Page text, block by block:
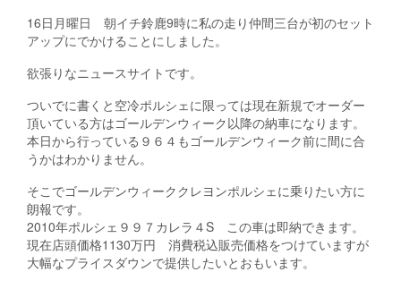
16日月曜日 朝イチ鈴鹿9時に私の走り仲間三台が初のセット
アップにでかけることにしました。
欲張りなニュースサイトです。
ついでに書くと空冷ポルシェに限っては現在新規でオーダー
頂いている方はゴールデンウィーク以降の納車になります。
本日から行っている９６４もゴールデンウィーク前に間に合
うかはわかりません。
そこでゴールデンウィーククレヨンポルシェに乗りたい方に
朗報です。
2010年ポルシェ９９７カレラ４S この車は即納できます。
現在店頭価格1130万円 消費税込販売価格をつけていますが
大幅なプライスダウンで提供したいとおもいます。